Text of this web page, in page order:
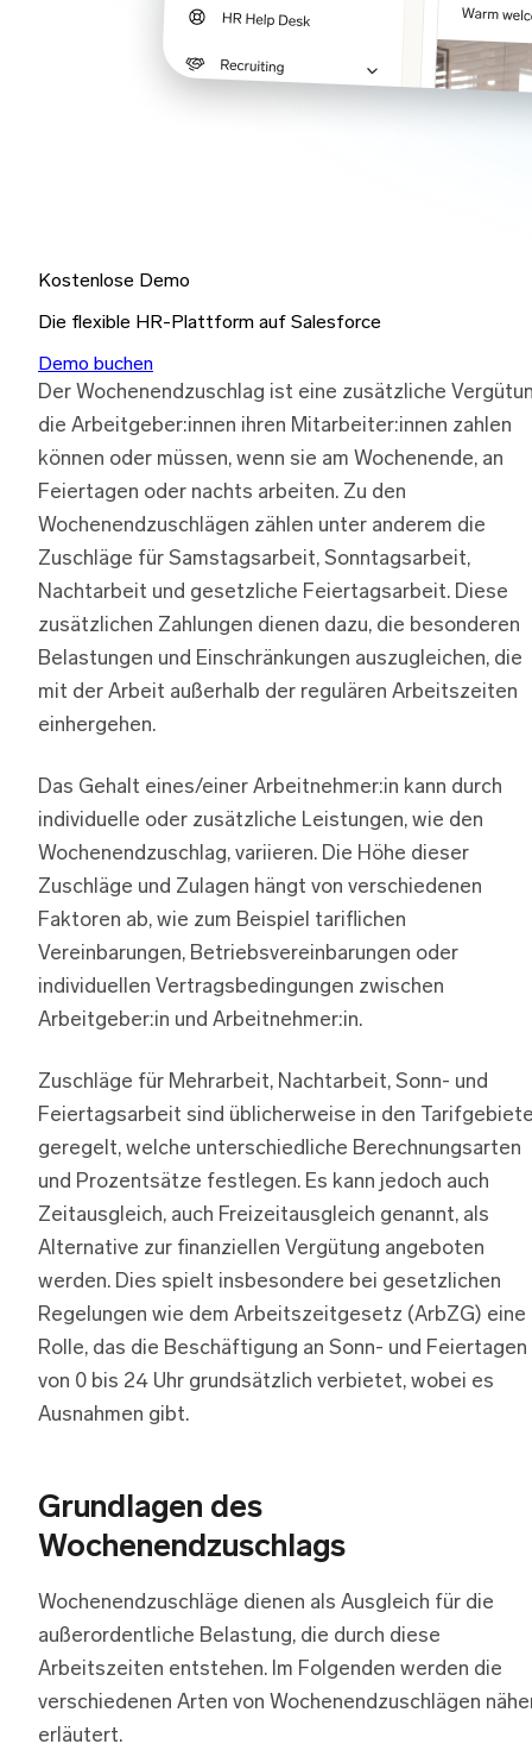
Kostenlose Demo
Die flexible HR-Plattform auf Salesforce
Demo buchen
Der Wochenendzuschlag ist eine zusätzliche
die Arbeitgeber:innen ihren Mitarbeiter:innen zahlen
können oder müssen, wenn sie am Wochenende, an
Feiertagen oder nachts arbeiten. Zu den
Wochenendzuschlägen zählen unter anderem die
Zuschläge für Samstagsarbeit, Sonntagsarbeit,
Nachtarbeit und gesetzliche Feiertagsarbeit. Diese
zusätzlichen Zahlungen dienen dazu, die besonderen
Belastungen und Einschränkungen auszugleichen, die
mit der Arbeit außerhalb der regulären Arbeitszeiten
einhergehen.
Das Gehalt eines/einer Arbeitnehmer:in kann durch
individuelle oder zusätzliche Leistungen, wie den
Wochenendzuschlag, variieren. Die Höhe dieser
Zuschläge und Zulagen hängt von verschiedenen
Faktoren ab, wie zum Beispiel tariflichen
Vereinbarungen, Betriebsvereinbarungen oder
individuellen Vertragsbedingungen zwischen
Arbeitgeber:in und Arbeitnehmer:in.
Zuschläge für Mehrarbeit, Nachtarbeit, Sonn- und
Feiertagsarbeit sind üblicherweise in den
geregelt, welche unterschiedliche Berechnungsarten
und Prozentsätze festlegen. Es kann jedoch auch
Zeitausgleich, auch Freizeitausgleich genannt, als
Alternative zur finanziellen Vergütung angeboten
werden. Dies spielt insbesondere bei gesetzlichen
Regelungen wie dem Arbeitszeitgesetz (ArbZG) eine
Rolle, das die Beschäftigung an Sonn- und Feiertagen
von 0 bis 24 Uhr grundsätzlich verbietet, wobei es
Ausnahmen gibt.
Grundlagen des
Wochenendzuschlags
Wochenendzuschläge dienen als Ausgleich für die
außerordentliche Belastung, die durch diese
Arbeitszeiten entstehen. Im Folgenden werden die
verschiedenen Arten von Wochenendzuschlägen
erläutert.